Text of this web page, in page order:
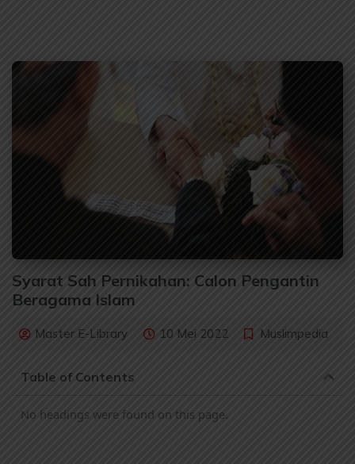
Syarat Sah Pernikahan: Calon Pengantin
Beragama Islam
Master E-Library 10 Mei 2022 Muslimpedia
Table of Contents
No headings were found on this page.